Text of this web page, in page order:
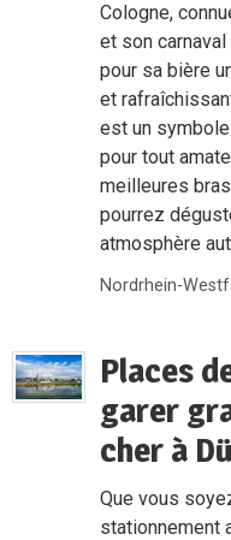
Cologne,
et son
pour sa bière
et
est un
pour tout
meilleures
pourrez
atmosphère
Nordrhein-
Places
garer
cher à
Que vous
stationnement